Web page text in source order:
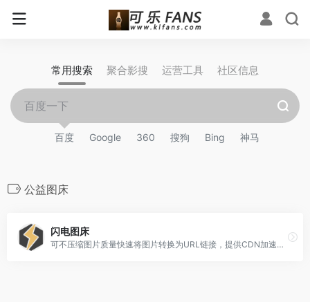
常用搜索 聚合影搜 运营工具 社区信息
百度 Google 360 搜狗 Bing 神马
公益图床
闪电图床
可不压缩图片质量快速将图片转换为URL链接，提供CDN加速，支持对接PicGo、wordpress、typecho等浏览器扩展。